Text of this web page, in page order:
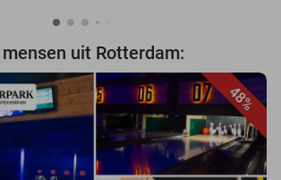
uit Rotterdam:
48%